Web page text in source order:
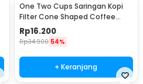
One Two Cups Saringan Kopi
Filter Cone Shaped Coffee
Dripper 1 PCS - K741
Rp16.200
Rp34.900 54%
+ Keranjang